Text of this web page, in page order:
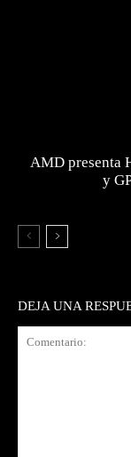
AMD presenta
y
DEJA UNA